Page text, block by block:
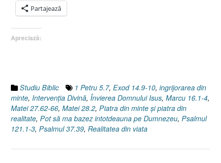
Partajează
Apreciază:
Studiu Biblic 1 Petru 5.7, Exod 14.9-10, ingrijorarea din
minte, Intervenţia Divină, Învierea Domnului Isus, Marcu 16.1-4,
Matei 27.62-66, Matei 28.2, Piatra din minte şi piatra din
realitate, Pot să ma bazez intotdeauna pe Dumnezeu, Psalmul
121.1-3, Psalmul 37.39, Realitatea din viata